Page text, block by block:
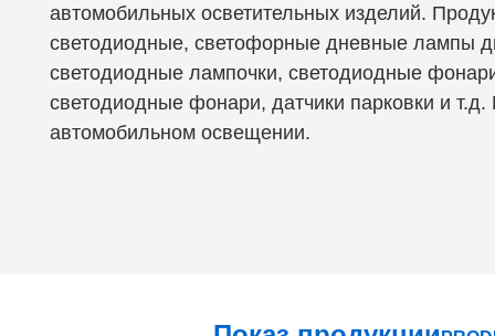
автомобильных осветительных изделий.
светодиодные, светофорные дневные лампы
светодиодные лампочки, светодиодные
светодиодные фонари, датчики парковки и т.д.
автомобильном освещении.